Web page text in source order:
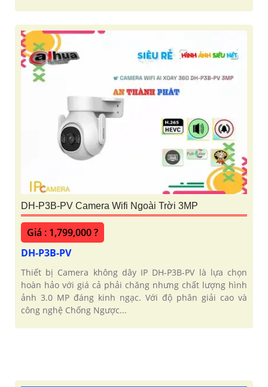
DH-P3B-PV Camera Wifi Ngoài Trời 3MP
Giá : 1,799,000 ?
DH-P3B-PV
Thiết bị Camera không dây IP DH-P3B-PV là lựa chọn
hoàn hảo với giá cả phải chăng nhưng chất lượng hình
ảnh 3.0 MP đáng kinh ngạc. Với độ phân giải cao và
công nghệ Chống Ngược...